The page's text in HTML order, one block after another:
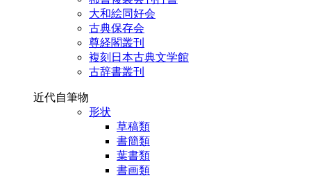
大和絵同好会
古典保存会
尊経閣叢刊
複刻日本古典文学館
古辞書叢刊
近代自筆物
形状
草稿類
書簡類
葉書類
書画類